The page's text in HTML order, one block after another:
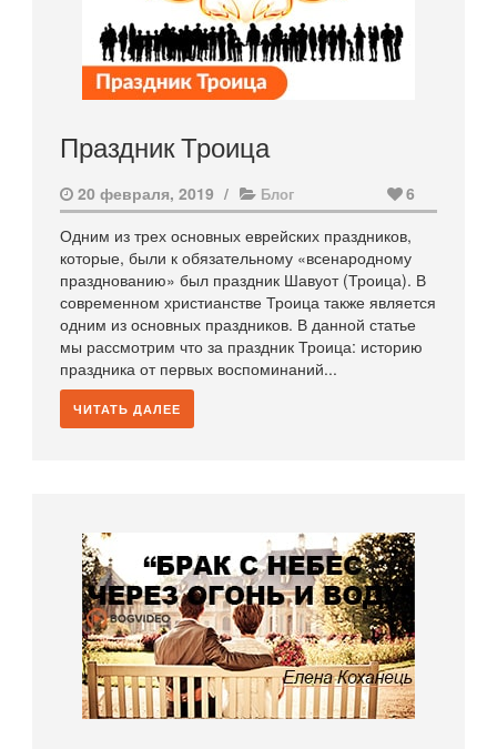
Праздник Троица
20 февраля, 2019 / Блог
6
Одним из трех основных еврейских праздников,
которые, были к обязательному «всенародному
празднованию» был праздник Шавуот (Троица). В
современном христианстве Троица также является
одним из основных праздников. В данной статье
мы рассмотрим что за праздник Троица: историю
праздника от первых воспоминаний...
ЧИТАТЬ ДАЛЕЕ